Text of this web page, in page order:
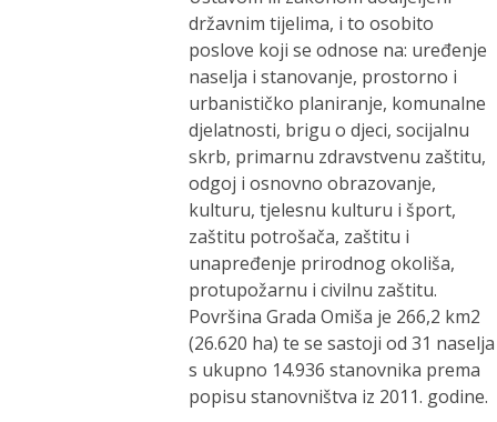
državnim tijelima, i to osobito
poslove koji se odnose na: uređenje
naselja i stanovanje, prostorno i
urbanističko planiranje, komunalne
djelatnosti, brigu o djeci, socijalnu
skrb, primarnu zdravstvenu zaštitu,
odgoj i osnovno obrazovanje,
kulturu, tjelesnu kulturu i šport,
zaštitu potrošača, zaštitu i
unapređenje prirodnog okoliša,
protupožarnu i civilnu zaštitu.
Površina Grada Omiša je 266,2 km2
(26.620 ha) te se sastoji od 31 naselja
s ukupno 14.936 stanovnika prema
popisu stanovništva iz 2011. godine.